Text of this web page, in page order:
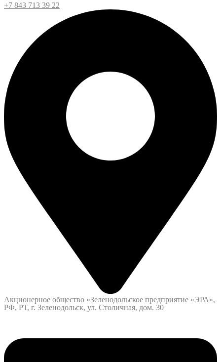
+7 843 713 39 22
Акционерное общество «Зеленодольское предприятие «ЭРА»,
РФ, РТ, г. Зеленодольск, ул. Столичная, дом. 30